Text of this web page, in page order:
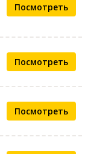
Посмотреть
Посмотреть
Посмотреть